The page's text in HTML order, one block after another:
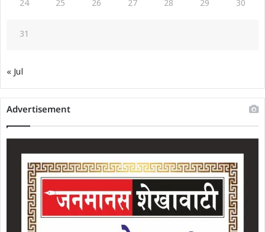
24 25 26 27 28 29 30
31
« Jul
Advertisement